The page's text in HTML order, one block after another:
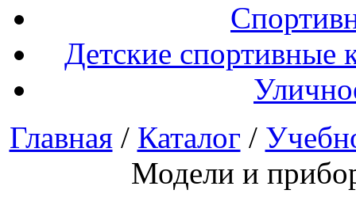
Детские спортивные
Главная/ Каталог /
Модели и